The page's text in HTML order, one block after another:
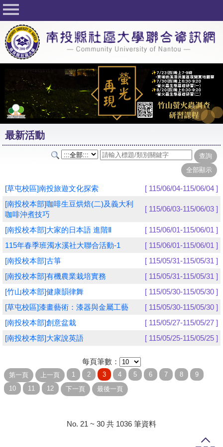
回首頁
關於社大
公佈欄
行事曆
最新活動
活動花絮
課程一覽表
志工與社團
友站連結
網路選課
學員專區
教師專區
評委專區
校務行政
最新活動
[草屯校區]南投旅遊文化探索
[ 115/06/04-115/06/04 ]
[南投校本部]咖啡生豆烘焙(二)及義大利
咖啡沖煮技巧
[ 115/06/03-115/06/03 ]
[南投校本部]大家的日本語 進階Ⅱ
[ 115/06/01-115/06/01 ]
115年春季班濁水溪社大聯合活動-1
[ 115/06/01-115/06/01 ]
[南投校本部]古箏
[ 115/05/31-115/05/31 ]
[南投校本部]有機農業栽培實務
[ 115/05/31-115/05/31 ]
[竹山校本部]健康韻律舞
[ 115/05/30-115/05/30 ]
[草屯校區]漆畫藝術：漆器與金屬工藝
[ 115/05/30-115/05/30 ]
[南投校本部]創意盆栽
[ 115/05/27-115/05/27 ]
[南投校本部]大家說英語
[ 115/05/25-115/05/25 ]
每頁筆數：
No. 21 ~ 30 共 1036 筆資料